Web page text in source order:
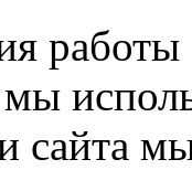
работы
мы
сайта